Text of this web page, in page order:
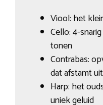
Viool: het
Cello: 4-
tonen
Contrabas:
dat afstamt
Harp: het
uniek geluid